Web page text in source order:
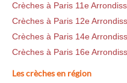
Crèches à Paris 11e
Crèches à Paris 12e
Crèches à Paris 14e
Crèches à Paris 16e
Les crèches en région